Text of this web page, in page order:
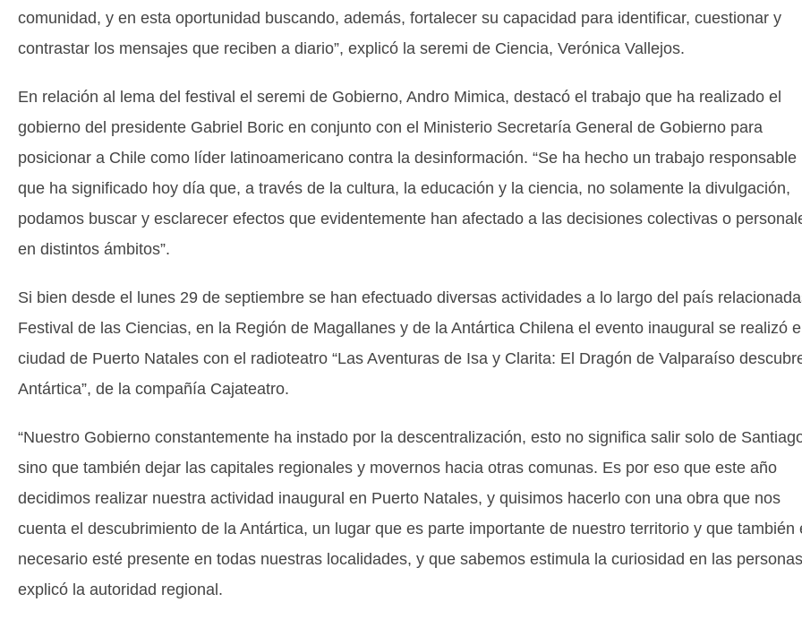
comunidad, y en esta oportunidad buscando, además, fortalecer su capacidad para identificar, cuestionar y
contrastar los mensajes que reciben a diario”, explicó la seremi de Ciencia, Verónica Vallejos.
En relación al lema del festival el seremi de Gobierno, Andro Mimica, destacó el trabajo que ha realizado el
gobierno del presidente Gabriel Boric en conjunto con el Ministerio Secretaría General de Gobierno para
posicionar a Chile como líder latinoamericano contra la desinformación. “Se ha hecho un trabajo responsable
que ha significado hoy día que, a través de la cultura, la educación y la ciencia, no solamente la divulgación,
podamos buscar y esclarecer efectos que evidentemente han afectado a las decisiones colectivas o
en distintos ámbitos”.
Si bien desde el lunes 29 de septiembre se han efectuado diversas actividades a lo largo del país
Festival de las Ciencias, en la Región de Magallanes y de la Antártica Chilena el evento inaugural se realizó
ciudad de Puerto Natales con el radioteatro “Las Aventuras de Isa y Clarita: El Dragón de Valparaíso
Antártica”, de la compañía Cajateatro.
“Nuestro Gobierno constantemente ha instado por la descentralización, esto no significa salir solo de
sino que también dejar las capitales regionales y movernos hacia otras comunas. Es por eso que este año
decidimos realizar nuestra actividad inaugural en Puerto Natales, y quisimos hacerlo con una obra que nos
cuenta el descubrimiento de la Antártica, un lugar que es parte importante de nuestro territorio y que también
necesario esté presente en todas nuestras localidades, y que sabemos estimula la curiosidad en las
explicó la autoridad regional.